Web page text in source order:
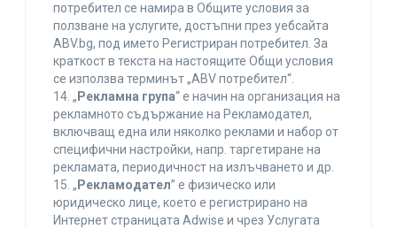
потребител се намира в Общите условия за
ползване на услугите, достъпни през уебсайта
ABV.bg, под името Регистриран потребител. За
краткост в текста на настоящите Общи условия
се използва терминът „ABV потребител“.
14. „ Рекламна група“ е начин на организация на
рекламното съдържание на Рекламодател,
включващ една или няколко реклами и набор от
специфични настройки, напр. таргетиране на
рекламата, периодичност на излъчването и др.
15. „ Рекламодател” е физическо или
юридическо лице, което е регистрирано на
Интернет страницата Adwise и чрез Услугата